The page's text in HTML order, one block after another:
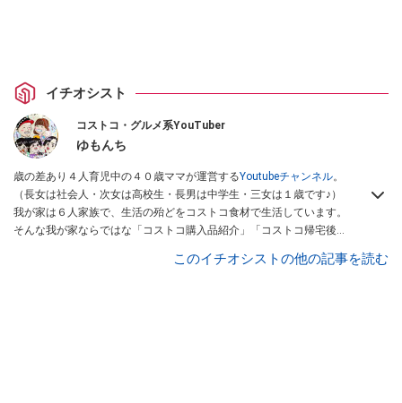
イチオシスト
コストコ・グルメ系YouTuber
ゆもんち
歳の差あり４人育児中の４０歳ママが運営するYoutubeチャンネル。
（長女は社会人・次女は高校生・長男は中学生・三女は１歳です♪）
我が家は６人家族で、生活の殆どをコストコ食材で生活しています。
そんな我が家ならではな「コストコ購入品紹介」「コストコ帰宅後ル
保存方法や活用術・食卓に並ぶまでの一連を定期的にYoutube動画で
このイチオシストの他の記事を読む